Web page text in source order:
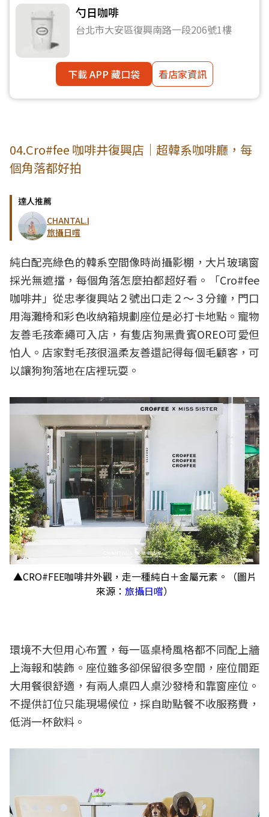
勺日咖啡
台北市大安區復興南路一段206號1樓
下載 APP 藏口袋 看店家資訊
04.Cro#fee 咖啡井復興店｜超韓系咖啡廳，每
個角落都好拍
達人推薦
CHANTAL.L。
旅攝日嚐
純白配亮綠色的韓系空間像時尚攝影棚，大片玻璃窗
採光無遮擋，每個角落怎麼拍都超好看。「Cro#fee
咖啡井」從忠孝復興站２號出口走２～３分鐘，門口
用海灘椅和彩色收納箱規劃座位是必打卡地點。寵物
友善毛孩牽繩可入店，有隻店狗黑貴賓OREO可愛但
怕人。店家對毛孩很溫柔友善還記得每個毛顧客，可
以讓狗狗落地在店裡玩耍。
▲CRO#FEE咖啡井外觀，走一種純白＋金屬元素。（圖片
來源： 旅攝日嚐）
環境不大但用心布置，每一區桌椅風格都不同配上牆
上海報和裝飾。座位雖多卻保留很多空間，座位間距
大用餐很舒適，有兩人桌四人桌沙發椅和靠窗座位。
不提供訂位只能現場候位，採自助點餐不收服務費，
低消一杯飲料。